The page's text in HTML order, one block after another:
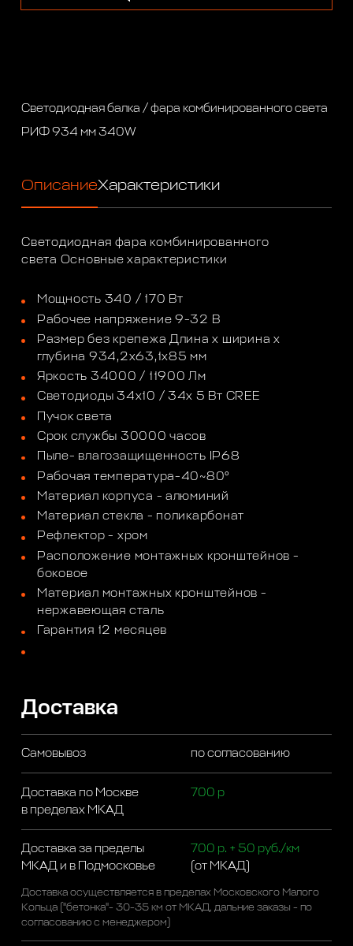
Светодиодная балка / фара комбинированного света
РИФ 934 мм 340W
ОписаниеХарактеристики
Светодиодная фара комбинированного
света Основные характеристики
Мощность 340 / 170 Вт
Рабочее напряжение 9-32 В
Размер без крепежа Длина х ширина х
глубина 934,2х63,1х85 мм
Яркость 34000 / 11900 Лм
Светодиоды 34х10 / 34x 5 Вт CREE
Пучок света
Срок службы 30000 часов
Пыле- влагозащищенность IP68
Рабочая температура-40~80°
Материал корпуса - алюминий
Материал стекла - поликарбонат
Рефлектор - хром
Расположение монтажных кронштейнов -
боковое
Материал монтажных кронштейнов -
нержавеющая сталь
Гарантия 12 месяцев
Доставка
Самовывоз по согласованию
Доставка по Москве
в пределах МКАД
700 р
Доставка за пределы
МКАД и в Подмосковье
700 р. + 50 руб./км
(от МКАД)
Доставка осуществляется в пределах Московского Малого
Кольца ("бетонка"- 30-35 км от МКАД, дальние заказы - по
согласованию с менеджером)